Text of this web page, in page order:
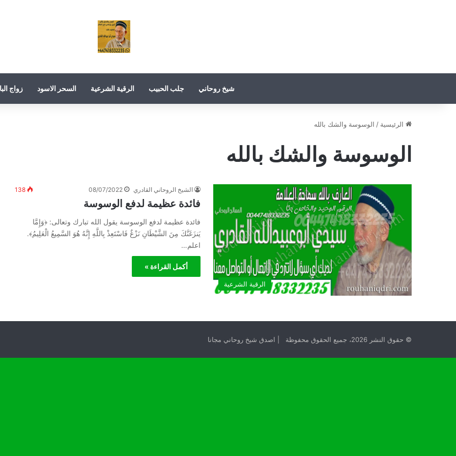
شيخ روحاني جلب الحبيب الرقية الشرعية السحر الاسود زواج
الرئيسية / الوسوسة والشك بالله
الوسوسة والشك بالله
الرقية الشرعية
الشيخ الروحاني القادري 08/07/2022
138
فائدة عظيمة لدفع الوسوسة
فائدة عظيمة لدفع الوسوسة يقول الله تبارك وتعالى: ﴿وَإِمَّا
يَنزَغَنَّكَ مِنَ الشَّيْطَانِ نَزْغٌ فَاسْتَعِذْ بِاللَّهِ إِنَّهُ هُوَ السَّمِيعُ الْعَلِيمُ﴾.
اعلم…
أكمل القراءة »
© حقوق النشر 2026، جميع الحقوق محفوظة | اصدق شيخ روحاني مجانا